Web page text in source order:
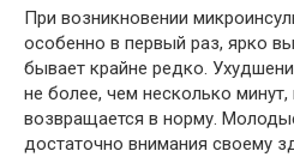
При возникновении
особенно в первый раз, ярко
бывает крайне редко.
не более, чем несколько минут,
возвращается в норму.
достаточно внимания своему